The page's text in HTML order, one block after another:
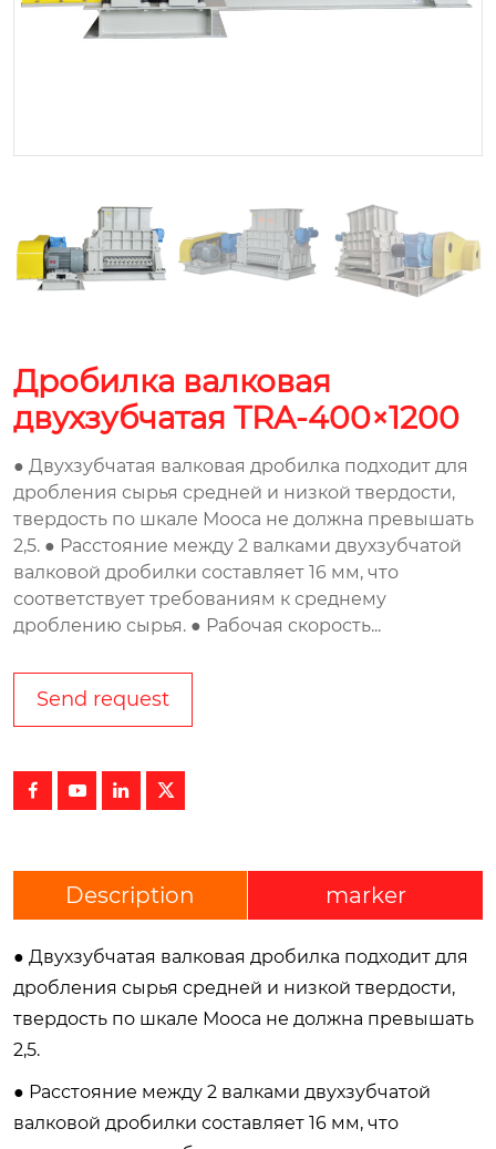
Дробилка валковая
двухзубчатая TRA-400×1200
● Двухзубчатая валковая дробилка подходит для
дробления сырья средней и низкой твердости,
твердость по шкале Мооса не должна превышать
2,5. ● Расстояние между 2 валками двухзубчатой
валковой дробилки составляет 16 мм, что
соответствует требованиям к среднему
дроблению сырья. ● Рабочая скорость...
Send request
   
Description marker
● Двухзубчатая валковая дробилка подходит для
дробления сырья средней и низкой твердости,
твердость по шкале Мооса не должна превышать
2,5.
● Расстояние между 2 валками двухзубчатой
валковой дробилки составляет 16 мм, что